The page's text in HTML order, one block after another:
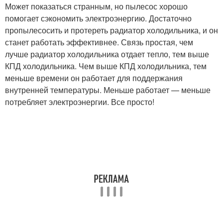
Может показаться странным, но пылесос хорошо
помогает сэкономить электроэнергию. Достаточно
пропылесосить и протереть радиатор холодильника, и он
станет работать эффективнее. Связь простая, чем
лучше радиатор холодильника отдает тепло, тем выше
КПД холодильника. Чем выше КПД холодильника, тем
меньше времени он работает для поддержания
внутренней температуры. Меньше работает — меньше
потребляет электроэнергии. Все просто!